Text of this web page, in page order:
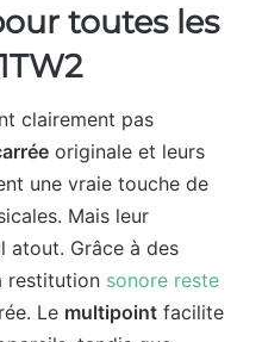
toutes les
clairement pas
originale et leurs
une vraie touche de
Mais leur
atout. Grâce à des
restitution sonore reste
Le multipoint facilite